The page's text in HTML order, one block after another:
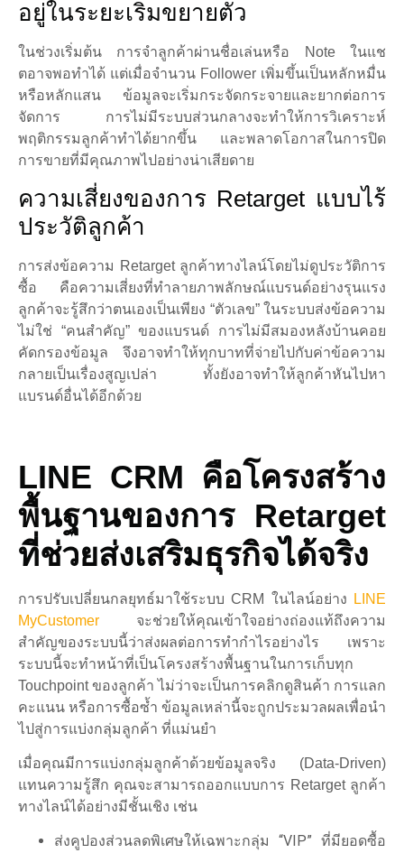
อยู่ในระยะเริ่มขยายตัว
ในช่วงเริ่มต้น การจำลูกค้าผ่านชื่อเล่นหรือ Note ในแช
ตอาจพอทำได้ แต่เมื่อจำนวน Follower เพิ่มขึ้นเป็นหลักหมื่น
หรือหลักแสน ข้อมูลจะเริ่มกระจัดกระจายและยากต่อการ
จัดการ การไม่มีระบบส่วนกลางจะทำให้การวิเคราะห์
พฤติกรรมลูกค้าทำได้ยากขึ้น และพลาดโอกาสในการปิด
การขายที่มีคุณภาพไปอย่างน่าเสียดาย
ความเสี่ยงของการ Retarget แบบไร้
ประวัติลูกค้า
การส่งข้อความ Retarget ลูกค้าทางไลน์โดยไม่ดูประวัติการ
ซื้อ คือความเสี่ยงที่ทำลายภาพลักษณ์แบรนด์อย่างรุนแรง
ลูกค้าจะรู้สึกว่าตนเองเป็นเพียง “ตัวเลข” ในระบบส่งข้อความ
ไม่ใช่ “คนสำคัญ” ของแบรนด์ การไม่มีสมองหลังบ้านคอย
คัดกรองข้อมูล จึงอาจทำให้ทุกบาทที่จ่ายไปกับค่าข้อความ
กลายเป็นเรื่องสูญเปล่า ทั้งยังอาจทำให้ลูกค้าหันไปหา
แบรนด์อื่นได้อีกด้วย
LINE CRM คือโครงสร้าง
พื้นฐานของการ Retarget
ที่ช่วยส่งเสริมธุรกิจได้จริง
การปรับเปลี่ยนกลยุทธ์มาใช้ระบบ CRM ในไลน์อย่าง
LINE
MyCustomer จะช่วยให้คุณเข้าใจอย่างถ่องแท้ถึงความ
สำคัญของระบบนี้ว่าส่งผลต่อการทำกำไรอย่างไร เพราะ
ระบบนี้จะทำหน้าที่เป็นโครงสร้างพื้นฐานในการเก็บทุก
Touchpoint ของลูกค้า ไม่ว่าจะเป็นการคลิกดูสินค้า การแลก
คะแนน หรือการซื้อซ้ำ ข้อมูลเหล่านี้จะถูกประมวลผลเพื่อนำ
ไปสู่การแบ่งกลุ่มลูกค้า ที่แม่นยำ
เมื่อคุณมีการแบ่งกลุ่มลูกค้าด้วยข้อมูลจริง (Data-Driven)
แทนความรู้สึก คุณจะสามารถออกแบบการ Retarget ลูกค้า
ทางไลน์ได้อย่างมีชั้นเชิง เช่น
ส่งคูปองส่วนลดพิเศษให้เฉพาะกลุ่ม “VIP” ที่มียอดซื้อ